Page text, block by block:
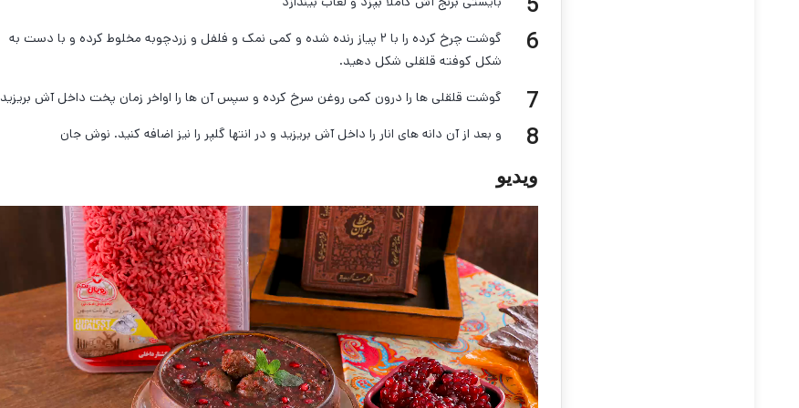
گوشت چرخ کرده را با ۲ پیاز رنده شده و کمی نمک و فلفل و زردچوبه مخلوط کرده و با دست به
شکل کوفته قلقلی شکل دهید.
گوشت قلقلی ها را درون کمی روغن سرخ کرده و سپس آن ها را اواخر زمان پخت داخل آش بریزید
و بعد از آن دانه های انار را داخل آش بریزید و در انتها گلپر را نیز اضافه کنید. نوش جان
ویدیو